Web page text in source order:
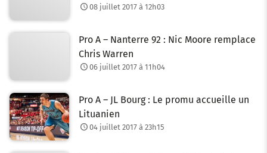
08 juillet 2017 à 12h03
Pro A – Nanterre 92 : Nic Moore remplace
Chris Warren
06 juillet 2017 à 11h04
Pro A – JL Bourg : Le promu accueille un
Lituanien
04 juillet 2017 à 23h15